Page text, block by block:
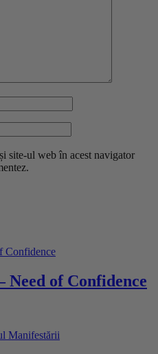
site-ul web în acest navigator
of Confidence